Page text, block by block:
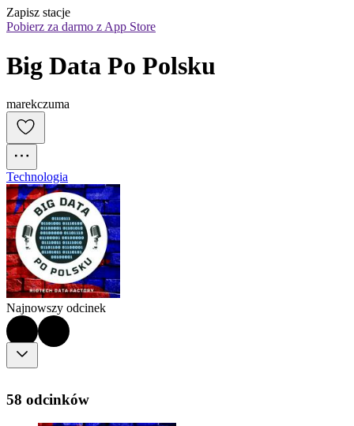
Zapisz stacje
Pobierz za darmo z App Store
Big Data Po Polsku
marekczuma
Technologia
Najnowszy odcinek
58 odcinków